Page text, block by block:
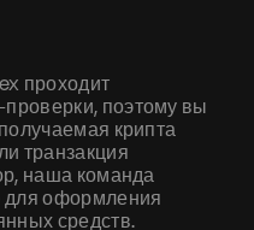
проходит
поэтому вы
крипта
транзакция
наша команда
для оформления
средств.